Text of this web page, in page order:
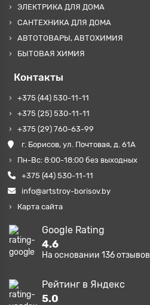
ЭЛЕКТРИКА ДЛЯ ДОМА
САНТЕХНИКА ДЛЯ ДОМА
АВТОТОВАРЫ, АВТОХИМИЯ
БЫТОВАЯ ХИМИЯ
Контакты
+375 (44) 530-11-11
+375 (25) 530-11-11
+375 (29) 760-63-99
г. Борисов, ул. Почтовая, д. 61А
Пн-Вс: 8:00-18:00 без выходных
+375 (44) 530-11-11
info@artstroy-borisov.by
Карта сайта
Google Rating
4.6
На основании 136отзывов
Рейтинг в Яндекс
5.0